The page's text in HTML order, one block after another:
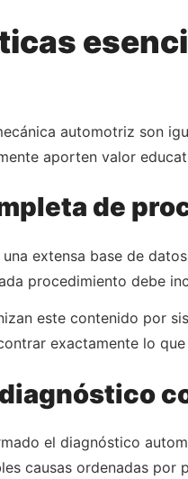
automotriz son
aporten valor
de
extensa base de
procedimiento debe
este contenido por
exactamente lo
el diagnóstico
causas ordenadas por